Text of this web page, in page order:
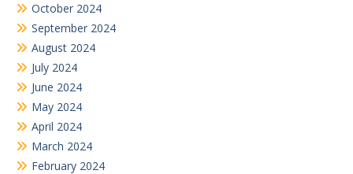
October 2024
September 2024
August 2024
July 2024
June 2024
May 2024
April 2024
March 2024
February 2024